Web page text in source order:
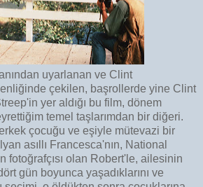
uyarlanan ve Clint
çekilen, başrollerde yine Clint
yer aldığı bu film, dönem
temel taşlarımdan bir diğeri.
çocuğu ve eşiyle mütevazi bir
asıllı Francesca'nın, National
fotoğrafçısı olan Robert'le, ailesinin
gün boyunca yaşadıklarını ve